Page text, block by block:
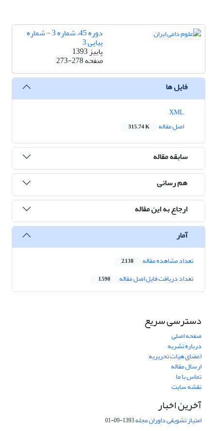
دوره 45، شماره 3 - شماره
پیاپی 3
پاییز 1393
صفحه273-278
فایل ها
اصل مقاله
315.74 K
سابقه مقاله
هم رسانی
ارجاع به این مقاله
آمار
تعداد مشاهده مقاله 2,138
تعداد دریافت فایل اصل مقاله 1,590
دسترسی سریع
صفحه اصلی
درباره نشریه
اعضای هیات تحریریه
ارسال مقاله
تماس با ما
نقشه سایت
آخرین اخبار
امتیاز تشویقی داوران مجله1393-09-01